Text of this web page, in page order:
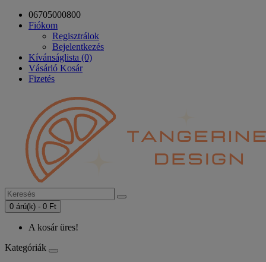
06705000800
Fiókom
Regisztrálok
Bejelentkezés
Kívánságlista (0)
Vásárló Kosár
Fizetés
0 árú(k) - 0 Ft
A kosár üres!
Kategóriák